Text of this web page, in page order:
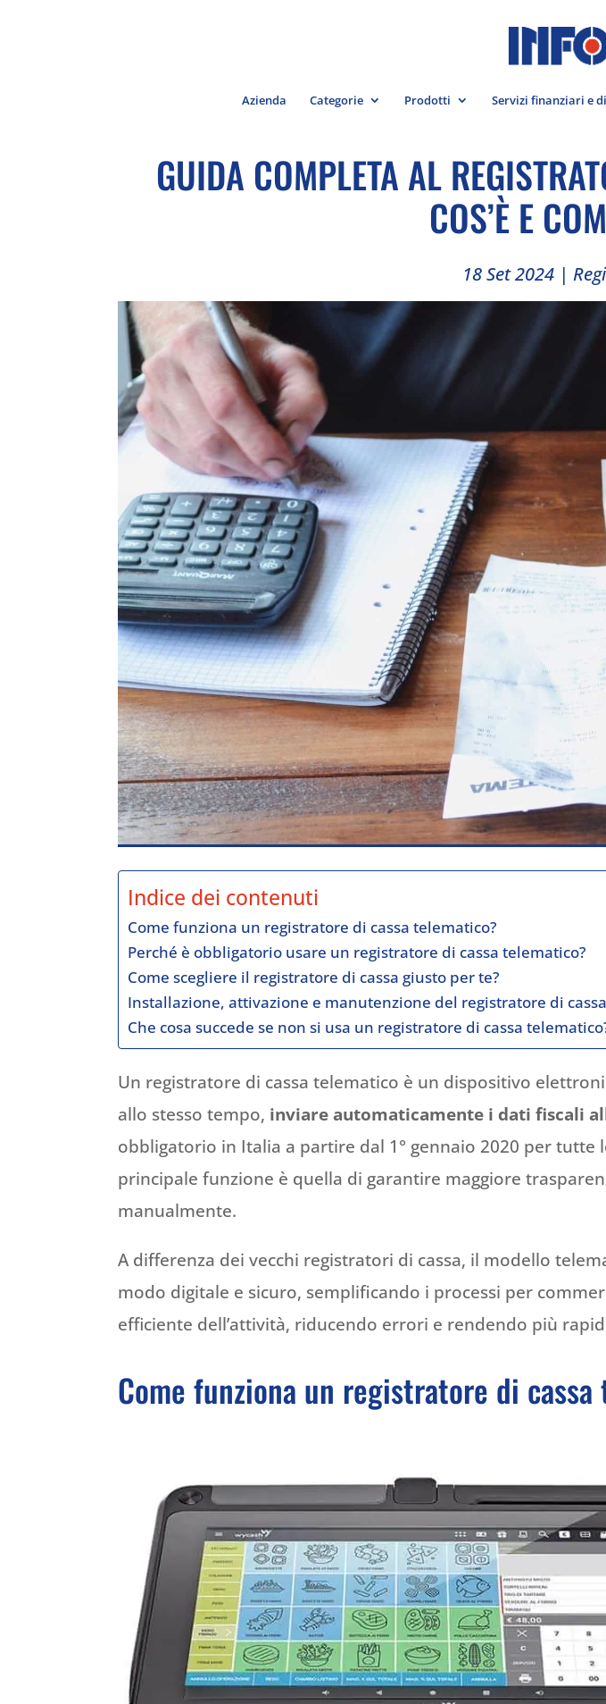
Azienda Categorie Prodotti Servizi finanziari e
GUIDA COMPLETA AL
COS’È E
18 Set 2024 |
Indice dei contenuti
Come funziona un registratore di cassa telematico?
Perché è obbligatorio usare un registratore di cassa telematico?
Come scegliere il registratore di cassa giusto per te?
Installazione, attivazione e manutenzione del registratore di
Che cosa succede se non si usa un registratore di cassa
Un registratore di cassa telematico è un dispositivo
allo stesso tempo, inviare automaticamente i dati fiscali
obbligatorio in Italia a partire dal 1° gennaio 2020 per
principale funzione è quella di garantire maggiore
manualmente.
A differenza dei vecchi registratori di cassa, il modello
modo digitale e sicuro, semplificando i processi per
efficiente dell’attività, riducendo errori e rendendo più
Come funziona un registratore di